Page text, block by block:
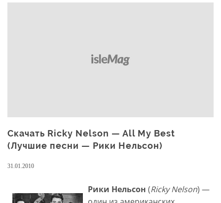
Скачать Ricky Nelson — All My Best
(Лучшие песни — Рики Нельсон)
31.01.2010
Рики Нельсон (Ricky Nelson) —